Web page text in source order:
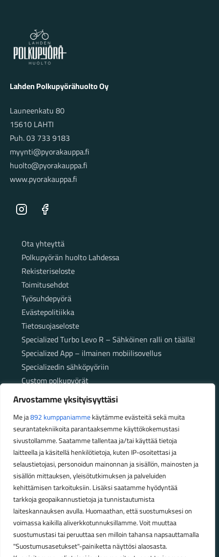
Arvostamme yksityisyyttäsi
Me ja892 kumppaniammekäytämme evästeitä sekä muita
seurantatekniikoita parantaaksemme käyttökokemustasi
sivustollamme. Saatamme tallentaa ja/tai käyttää tietoja
laitteella ja käsitellä henkilötietoja, kuten IP-osoitettasi ja
selaustietojasi, personoidun mainonnan ja sisällön, mainosten ja
sisällön mittauksen, yleisötutkimuksen ja palveluiden
kehittämisen tarkoituksiin. Lisäksi saatamme hyödyntää
tarkkoja geopaikannustietoja ja tunnistautumista
laiteskannauksen avulla. Huomaathan, että suostumuksesi on
voimassa kaikilla aliverkkotunnuksillamme. Voit muuttaa
suostumustasi tai peruuttaa sen milloin tahansa napsauttamalla
"Suostumusasetukset"-painiketta näyttösi alaosasta.
Lahden Polkupyörähuolto - etusivulle
Lahden Polkupyörähuolto Oy
Launeenkatu 80
15610 LAHTI
Puh. 03 733 9183
myynti@pyorakauppa.fi
huolto@pyorakauppa.fi
www.pyorakauppa.fi
Instagram Facebook
SivutOta yhteyttä
Polkupyörän huolto Lahdessa
Rekisteriseloste
Toimitusehdot
Työsuhdepyörä
Evästepolitiikka
Tietosuojaseloste
Specialized Turbo Levo R – Sähköinen ralli on täällä!
Specialized App – ilmainen mobiilisovellus
Specializedin sähköpyöriin
Custom polkupyörät
Fatbikellä helppoa ja huoletonta etenemistä
maastossa
Aukioloajat
Talvikauden aukioloajat (1.10.2025 – 28.2.2026)
Ma-Pe 10-18
La 10-14
Kesäkauden aukioloajat (1.3.2026 – 30.9.2026)
Ma-Pe 10-18
La 9-15